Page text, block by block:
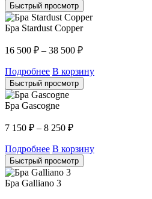
Быстрый просмотр
Бра Stardust Copper
16 500 ₽ – 38 500 ₽
Подробнее В корзину
Быстрый просмотр
Бра Gascogne
7 150 ₽ – 8 250 ₽
Подробнее В корзину
Быстрый просмотр
Бра Galliano 3